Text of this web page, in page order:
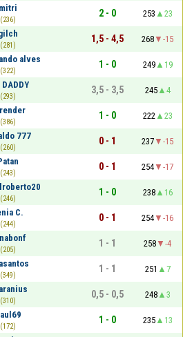
mitri
(236)
2 - 0 253
23
(281)
1,5 - 4,5 268
-15
alves
(322)
1 - 0 249
19
DADDY
(293)
3,5 - 3,5 245
4
(386)
1 - 0 222
23
777
(260)
0 - 1 237
-15
(243)
0 - 1 254
-17
(246)
1 - 0 238
16
C.
(244)
0 - 1 254
-16
(205)
1 - 1 258
-4
(349)
1 - 1 251
7
(310)
0,5 - 0,5 248
3
(172)
1 - 0 235
13